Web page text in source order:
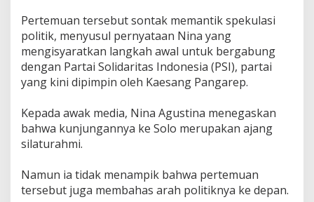
o
k
o
w
i
d
o
l
I
s
y
‎Pertemuan tersebut sontak memantik spekulasi
politik, menyusul pernyataan Nina yang
mengisyaratkan langkah awal untuk bergabung
dengan Partai Solidaritas Indonesia (PSI), partai
yang kini dipimpin oleh Kaesang Pangarep.
‎Kepada awak media, Nina Agustina menegaskan
bahwa kunjungannya ke Solo merupakan ajang
silaturahmi.
‎Namun ia tidak menampik bahwa pertemuan
tersebut juga membahas arah politiknya ke depan.